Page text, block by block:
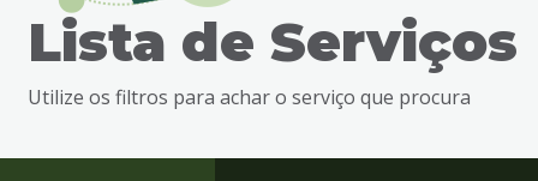
busca
Ir
Lista de Serviços
Utilize os filtros para achar o serviço que procura